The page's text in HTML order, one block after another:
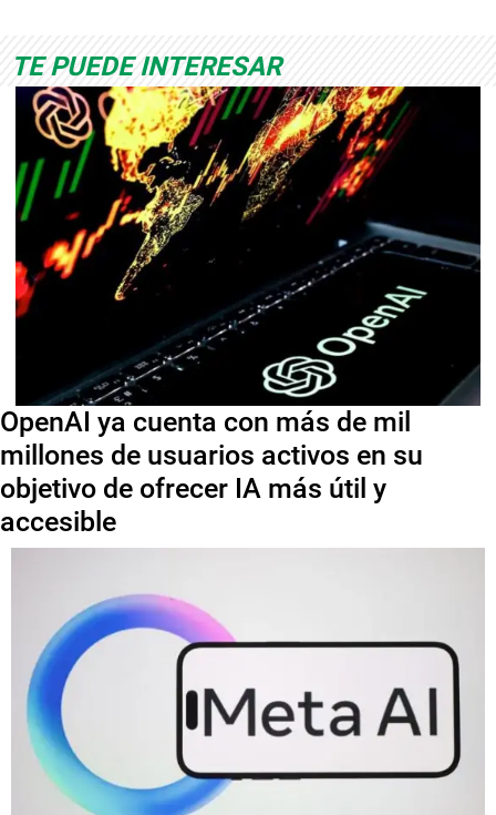
TE PUEDE INTERESAR
OpenAI ya cuenta con más de mil
millones de usuarios activos en su
objetivo de ofrecer IA más útil y
accesible